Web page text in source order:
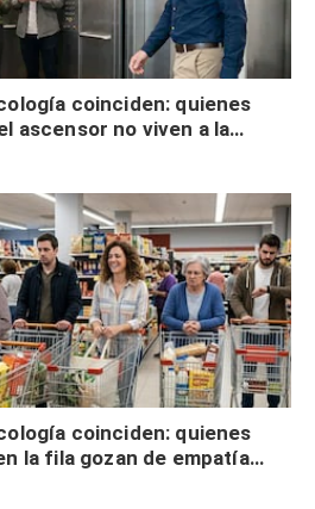
coinciden: quienes
ascensor no viven a la
social
coinciden: quienes
la fila gozan de empatía
solo tienen autocontrol